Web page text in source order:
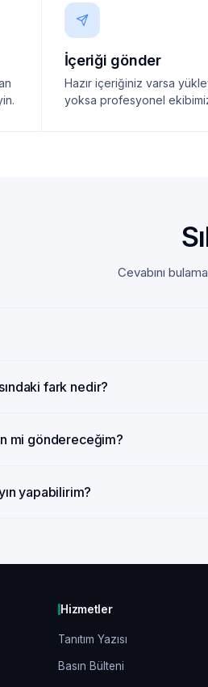
İçeriği gönder
Hazır içeriğiniz varsa
yoksa profesyonel
Cevabını
fark nedir?
mi göndereceğim?
yapabilirim?
Hizmetler
Tanıtım Yazısı
Basın Bülteni